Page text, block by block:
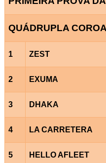
QUÁDRUPLA
1 ZEST
2 EXUMA
3 DHAKA
4 LA CARRETERA
5 HELLO AFLEET